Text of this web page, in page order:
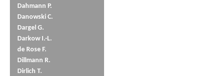
Dahmann P.
Danowski C.
Dargel G.
Darkow I.-L.
de Rose F.
Dillmann R.
Dirlich T.